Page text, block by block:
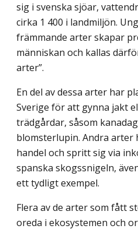
sig i svenska sjöar,
cirka 1 400 i landmiljön.
främmande arter skapar
människan och kallas
arter”.
En del av dessa arter har
Sverige för att gynna jakt
trädgårdar, såsom
blomsterlupin. Andra arter
handel och spritt sig via
spanska skogs­snigeln,
ett tydligt exempel.
Flera av de arter som fått
oreda i ekosystemen och